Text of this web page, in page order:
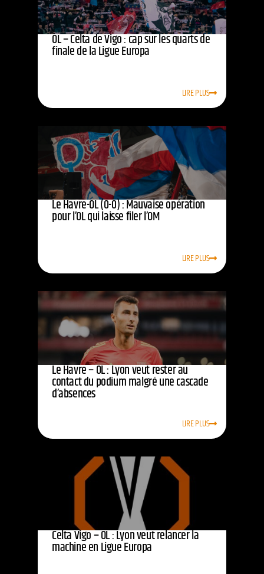
OL – Celta de Vigo : cap sur les quarts de
finale de la Ligue Europa
LIRE PLUS
Le Havre-OL (0-0) : Mauvaise opération
pour l’OL qui laisse filer l’OM
LIRE PLUS
Le Havre – OL : Lyon veut rester au
contact du podium malgré une cascade
d’absences
LIRE PLUS
Celta Vigo – OL : Lyon veut relancer la
machine en Ligue Europa